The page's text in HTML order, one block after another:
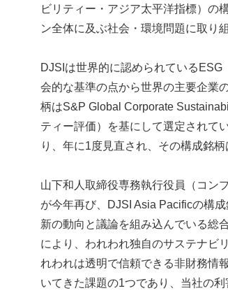
ビリティー・アジア太平洋指標）の
ン全体に及ぶ社会・環境問題に取り
DJSIは世界的に認められている
会的な基準の点から世界の主要企業
柄はS&P Global Corporate
ティー評価）を基にして選定されて
り、年に1度見直され、その構成銘
山下和人取締役専務執行役員（コン
が今年再び、DJSI Asia Pacificの構
新の動向と議論を組み込んでいる総
により、われわれ独自のサステナビ
れわれは透明で信頼できる非財務情
いてきた課題の1つであり、当社の